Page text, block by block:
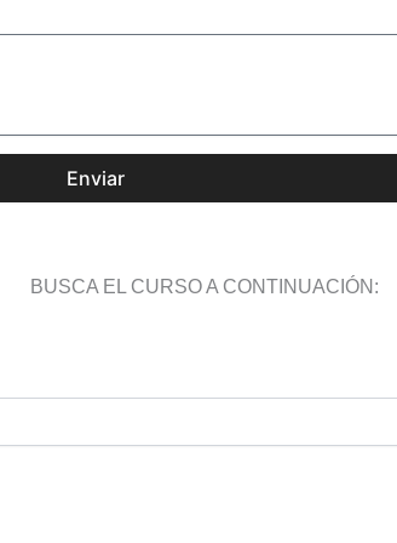
Enviar
BUSCA EL CURSO A CONTINUACIÓN: